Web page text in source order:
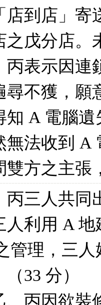
店到店」寄
之戊分店。
丙表示因連
尋不獲，願
知 A 電腦
無法收到 A
雙方之主張
丙三人共同
人利用 A
管理，三
33 分）
、丙因欲